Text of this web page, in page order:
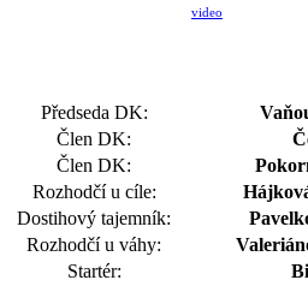
video
Předseda DK:
Člen DK:
Člen DK:
Rozhodčí u cíle:
Dostihový tajemník:
Rozhodčí u váhy:
Startér: